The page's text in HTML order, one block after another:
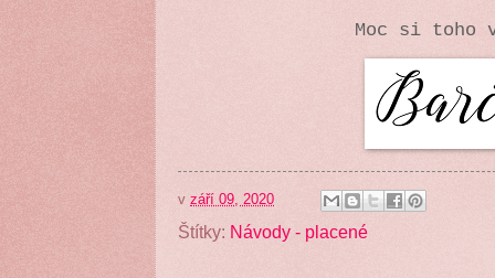
Moc si toho
v září 09, 2020
Štítky: Návody - placené